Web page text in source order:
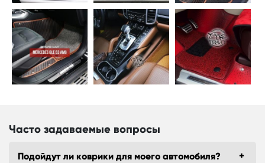
Часто задаваемые вопросы
Подойдут ли коврики для моего автомобиля?